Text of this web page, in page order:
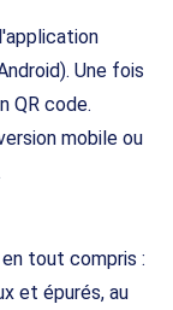
Une fois
QR code.
mobile ou
tout compris :
et épurés, au